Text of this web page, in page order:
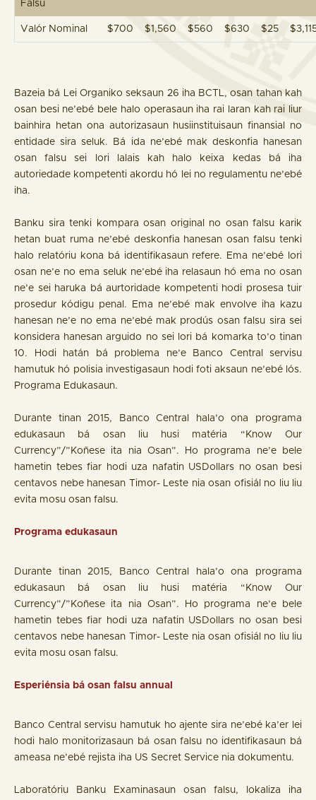
Falsu
Valór Nominal $700 $1,560 $560 $630 $25
Bazeia bá Lei Organiko seksaun 26 iha BCTL, osan tahan kah
osan besi ne’ebé bele halo operasaun iha rai laran kah rai liur
bainhira hetan ona autorizasaun husiinstituisaun finansial no
entidade sira seluk. Bá ida ne’ebé mak deskonfia hanesan
osan falsu sei lori lalais kah halo keixa kedas bá iha
autoriedade kompetenti akordu hó lei no regulamentu ne’ebé
iha.
Banku sira tenki kompara osan original no osan falsu karik
hetan buat ruma ne’ebé deskonfia hanesan osan falsu tenki
halo relatóriu kona bá identifikasaun refere. Ema ne’ebé lori
osan ne’e no ema seluk ne’ebé iha relasaun hó ema no osan
ne’e sei haruka bá aurtoridade kompetenti hodi prosesa tuir
prosedur kódigu penal. Ema ne’ebé mak envolve iha kazu
hanesan ne’e no ema ne’ebé mak prodús osan falsu sira sei
konsidera hanesan arguido no sei lori bá komarka to’o tinan
10. Hodi hatán bá problema ne’e Banco Central servisu
hamutuk hó polisia investigasaun hodi foti aksaun ne’ebé lós.
Programa Edukasaun.
Durante tinan 2015, Banco Central hala’o ona programa
edukasaun bá osan liu husi matéria “Know Our
Currency”/”Koñese ita nia Osan”. Ho programa ne’e bele
hametin tebes fiar hodi uza nafatin USDollars no osan besi
centavos nebe hanesan Timor- Leste nia osan ofisiál no liu liu
evita mosu osan falsu.
Programa edukasaun
Durante tinan 2015, Banco Central hala’o ona programa
edukasaun bá osan liu husi matéria “Know Our
Currency”/”Koñese ita nia Osan”. Ho programa ne’e bele
hametin tebes fiar hodi uza nafatin USDollars no osan besi
centavos nebe hanesan Timor- Leste nia osan ofisiál no liu liu
evita mosu osan falsu.
Esperiénsia bá osan falsu annual
Banco Central servisu hamutuk ho ajente sira ne’ebé ka’er lei
hodi halo monitorizasaun bá osan falsu no identifikasaun bá
ameasa ne’ebé rejista iha US Secret Service nia dokumentu.
Laboratóriu Banku Examinasaun osan falsu, lokaliza iha